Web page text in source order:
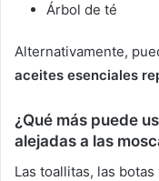
Árbol de té
Alternativamente,
aceites esenciales
¿Qué más puede
alejadas a las
Las toallitas, las